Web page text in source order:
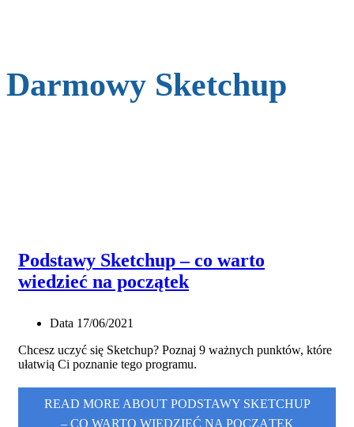
Darmowy Sketchup
Podstawy Sketchup – co warto
wiedzieć na początek
Data 17/06/2021
Chcesz uczyć się Sketchup? Poznaj 9 ważnych punktów, które
ułatwią Ci poznanie tego programu.
READ MORE ABOUT PODSTAWY SKETCHUP
– CO WARTO WIEDZIEĆ NA POCZĄTEK